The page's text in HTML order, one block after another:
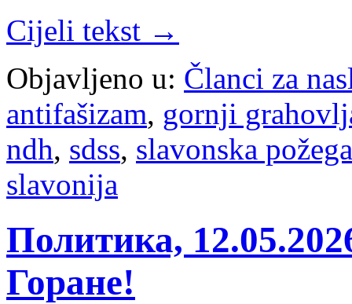
Cijeli tekst →
Objavljeno u: Članci za
antifašizam, gornji
ndh, sdss, slavonska požega
slavonija
Политика,
Горане!